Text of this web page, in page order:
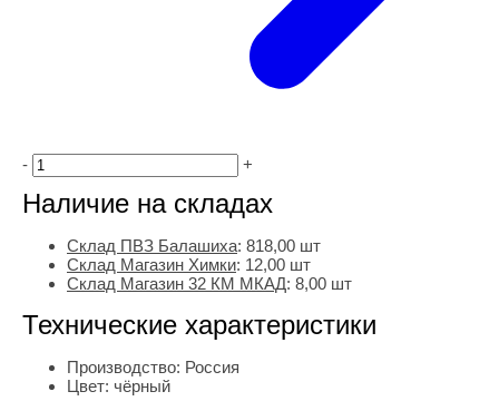
- +
Наличие на складах
Склад ПВЗ Балашиха: 818,00 шт
Склад Магазин Химки: 12,00 шт
Склад Магазин 32 КМ МКАД: 8,00 шт
Технические характеристики
Производство: Россия
Цвет: чёрный